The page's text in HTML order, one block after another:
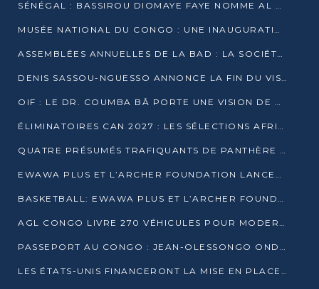
SÉNÉGAL : BASSIROU DIOMAYE FAYE NOMME AL AMINOU LÔ PREMIER MINISTRE
MUSÉE NATIONAL DU CONGO : UNE INAUGURATION PORTEUSE D’ESPOIR POUR LA CULTURE
ASSEMBLÉES ANNUELLES DE LA BAD : LA SOCIÉTÉ CIVILE CONGOLAISE À LA RECHERCHE DE PARTENAIRES POUR SES PROJETS
DENIS SASSOU-NGUESSO ANNONCE LA FIN DU VISA POUR LES AFRICAINS EN 2027
OIF : LE DR. COUMBA BÂ PORTE UNE VISION DE DIALOGUE, DE STABILITÉ ET DE RÉFORME À LA TÊTE
ÉLIMINATOIRES CAN 2027 : LES SÉLECTIONS AFRICAINES CONNAISSENT LEURS ADVERSAIRES
QUATRE PRÉSUMÉS TRAFIQUANTS DE PANTHÈRE ARRÊTÉS À EWO
EWAWA PLUS ET L’ARCHER FOUNDATION LANCENT UN CAMP DE BASKET POUR LES JEUNES À BRAZZAVILLE
BASKETBALL: EWAWA PLUS ET L’ARCHER FOUNDATION LANCENT UN CAMP POUR LES JEUNES
AGL CONGO LIVRE 270 VÉHICULES POUR MODERNISER LE TRANSPORT URBAIN
PASSEPORT AU CONGO : JEAN-OLESSONGO ONDAYE VEUT METTRE FIN AUX LENTEURS ADMINISTRATIVES
LES ÉTATS-UNIS FINANCERONT LA MISE EN PLACE DE JUSQU’À 50 CLINIQUES DE LUTTE CONTRE L’EBOLA